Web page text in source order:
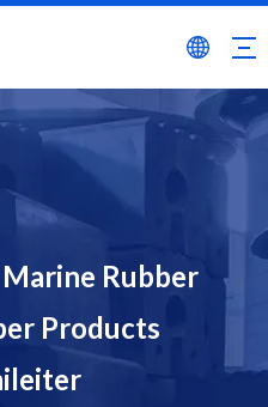
Rubber
Products